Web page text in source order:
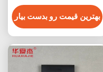
نصب آسان
بهترین قیمت رو بدست بیار